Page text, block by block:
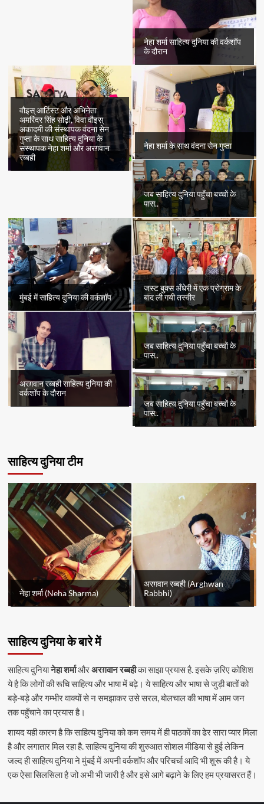
नेहा शर्मा साहित्य दुनिया की वर्कशॉप
के दौरान
वौइस् आर्टिस्ट और अभिनेता
अमरिंदर सिंह सोढ़ी, विवा वौइस्
अकादमी की संस्थापक वंदना सेन
गुप्ता के साथ साहित्य दुनिया के
संस्थापक नेहा शर्मा और अरग़वान
रब्बही
नेहा शर्मा के साथ वंदना सेन गुप्ता
जब साहित्य दुनिया पहुँचा बच्चों के
पास..
मुंबई में साहित्य दुनिया की वर्कशॉप
जस्ट बुक्स अँधेरी में एक प्रोग्राम के
बाद ली गयी तस्वीर
अरग़वान रब्बही साहित्य दुनिया की
वर्कशॉप के दौरान
जब साहित्य दुनिया पहुँचा बच्चों के
पास..
जब साहित्य दुनिया पहुँचा बच्चों के
पास..
साहित्य दुनिया टीम
नेहा शर्मा (Neha Sharma)
अरग़वान रब्बही (Arghwan
Rabbhi)
साहित्य दुनिया के बारे में
साहित्य दुनियानेहा शर्माऔरअरग़वान रब्बहीका साझा प्रयास है. इसके ज़रिए कोशिश
ये है कि लोगों की रूचि साहित्य और भाषा में बढ़े। ये साहित्य और भाषा से जुड़ी बातों को
बड़े-बड़े और गम्भीर वाक्यों से न समझाकर उसे सरल, बोलचाल की भाषा में आम जन
तक पहुँचाने का प्रयास है।
शायद यही कारण है कि साहित्य दुनिया को कम समय में ही पाठकों का ढेर सारा प्यार मिला
है और लगातार मिल रहा है. साहित्य दुनिया की शुरुआत सोशल मीडिया से हुई लेकिन
जल्द ही साहित्य दुनिया ने मुंबई में अपनी वर्कशॉप और परिचर्चा आदि भी शुरू की है। ये
एक ऐसा सिलसिला है जो अभी भी जारी है और इसे आगे बढ़ाने के लिए हम प्रयासरत हैं।